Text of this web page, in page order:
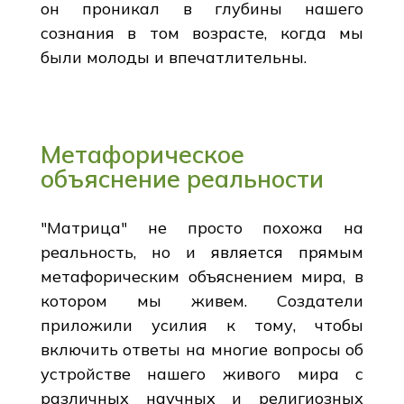
он проникал в глубины нашего
сознания в том возрасте, когда мы
были молоды и впечатлительны.
Метафорическое
объяснение реальности
"Матрица" не просто похожа на
реальность, но и является прямым
метафорическим объяснением мира, в
котором мы живем. Создатели
приложили усилия к тому, чтобы
включить ответы на многие вопросы об
устройстве нашего живого мира с
различных научных и религиозных